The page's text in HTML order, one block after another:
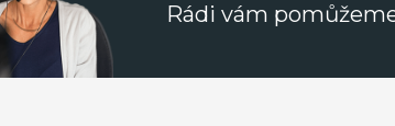
Rádi vám